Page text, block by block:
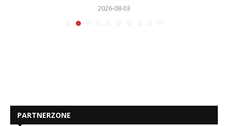
2026-08-03
PARTNERZONE